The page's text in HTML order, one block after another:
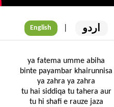
English | اردو
ya fatema umme abiha
binte payambar khairunnisa
ya zahra ya zahra
tu hai siddiqa tu tahera aur
tu hi shafi e rauze jaza